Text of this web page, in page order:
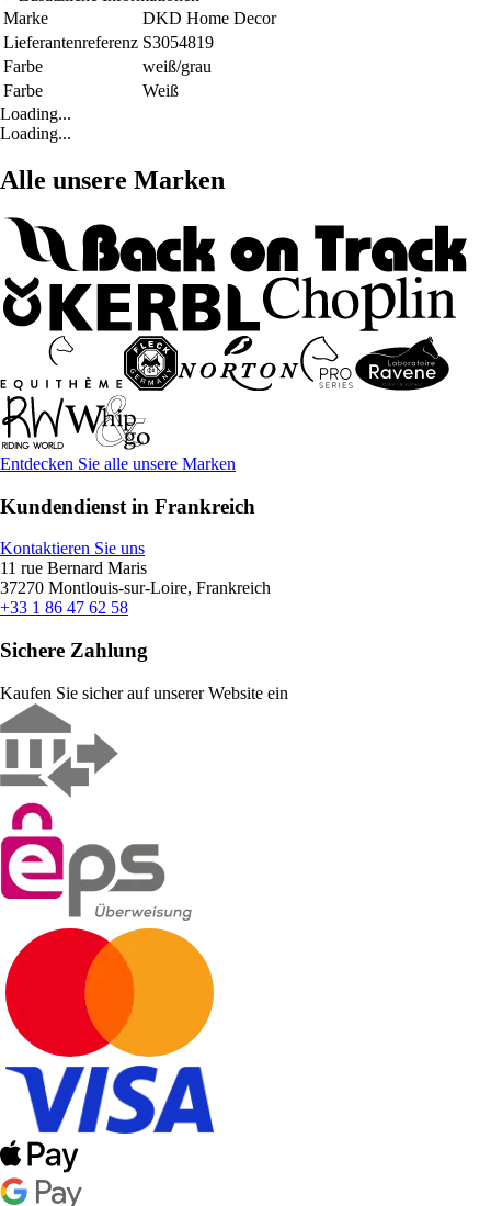
Marke
DKD Home Decor
Lieferantenreferenz S3054819
Farbe
weiß/grau
Farbe
Weiß
Loading...
Loading...
Alle unsere Marken
Entdecken Sie alle unsere Marken
Kundendienst in Frankreich
Kontaktieren Sie uns
11 rue Bernard Maris
37270 Montlouis-sur-Loire, Frankreich
+33 1 86 47 62 58
Sichere Zahlung
Kaufen Sie sicher auf unserer Website ein